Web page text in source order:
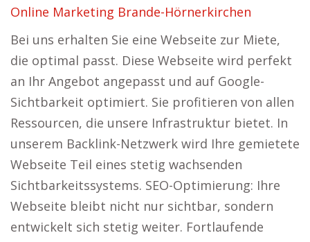
Online Marketing Brande-Hörnerkirchen
Bei uns erhalten Sie eine Webseite zur Miete,
die optimal passt. Diese Webseite wird perfekt
an Ihr Angebot angepasst und auf Google-
Sichtbarkeit optimiert. Sie profitieren von allen
Ressourcen, die unsere Infrastruktur bietet. In
unserem Backlink-Netzwerk wird Ihre gemietete
Webseite Teil eines stetig wachsenden
Sichtbarkeitssystems. SEO-Optimierung: Ihre
Webseite bleibt nicht nur sichtbar, sondern
entwickelt sich stetig weiter. Fortlaufende